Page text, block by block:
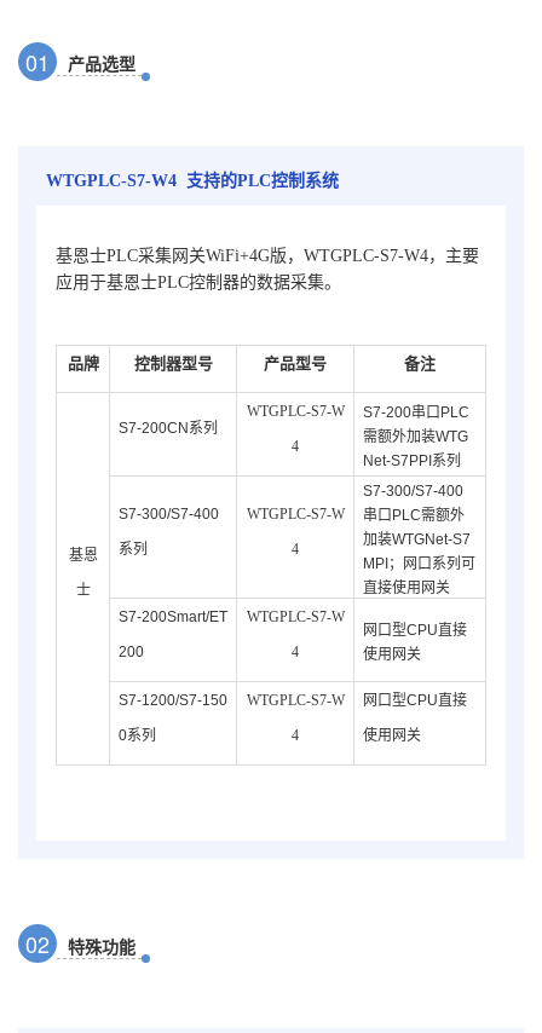
01 产品选型
WTGPLC-S7-W4 支持的PLC控制系统
基恩士PLC采集网关WiFi+4G版，WTGPLC-S7-W4，主要
应用于基恩士PLC控制器的数据采集。
品牌 控制器型号 产品型号 备注
基恩
士
S7-200CN系列
WTGPLC-S7-W
4
S7-200串口PLC
需额外加装WTG
Net-S7PPI系列
S7-300/S7-400
系列
WTGPLC-S7-W
4
S7-300/S7-400
串口PLC需额外
加装WTGNet-S7
MPI；网口系列可
直接使用网关
S7-200Smart/ET
200
WTGPLC-S7-W
4
网口型CPU直接
使用网关
S7-1200/S7-150
0系列
WTGPLC-S7-W
4
网口型CPU直接
使用网关
02 特殊功能